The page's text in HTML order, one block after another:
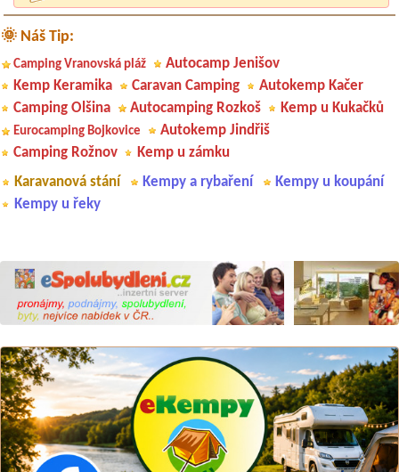
🌞 Náš Tip:
Camping Vranovská pláž
Autocamp Jenišov
Kemp Keramika
Caravan Camping
Autokemp Kačer
Camping Olšina
Autocamping Rozkoš Kemp u Kukačků
Eurocamping Bojkovice
Autokemp Jindřiš
Camping Rožnov
Kemp u zámku
Karavanová stání
Kempy a rybaření
Kempy u koupání
Kempy u řeky